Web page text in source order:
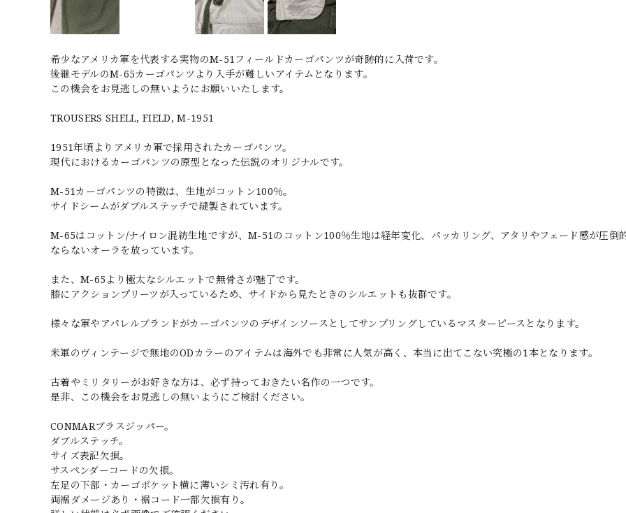
希少なアメリカ軍を代表する実物のM-51フィールドカーゴパンツが奇跡的に入荷です。
後継モデルのM-65カーゴパンツより入手が難しいアイテムとなります。
この機会をお見逃しの無いようにお願いいたします。
TROUSERS SHELL, FIELD, M-1951
1951年頃よりアメリカ軍で採用されたカーゴパンツ。
現代におけるカーゴパンツの原型となった伝説のオリジナルです。
M-51カーゴパンツの特徴は、生地がコットン100％。
サイドシームがダブルステッチで縫製されています。
M-65はコットン/ナイロン混紡生地ですが、M-51のコットン100％生地は経年変化、パッカリング、アタリやフェード感が圧倒
ならないオーラを放っています。
また、M-65より極太なシルエットで無骨さが魅了です。
膝にアクションプリーツが入っているため、サイドから見たときのシルエットも抜群です。
様々な軍やアパレルブランドがカーゴパンツのデザインソースとしてサンプリングしているマスターピースとなります。
米軍のヴィンテージで無地のODカラーのアイテムは海外でも非常に人気が高く、本当に出てこない究極の1本となります。
古着やミリタリーがお好きな方は、必ず持っておきたい名作の一つです。
是非、この機会をお見逃しの無いようにご検討ください。
CONMARブラスジッパー。
ダブルステッチ。
サイズ表記欠損。
サスペンダーコードの欠損。
左足の下部・カーゴポケット横に薄いシミ汚れ有り。
両裾ダメージあり・裾コード一部欠損有り。